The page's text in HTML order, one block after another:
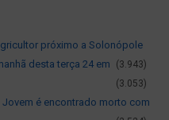
próximo a Solonópole
(3.943)
desta terça 24 em
(3.053)
é encontrado morto com